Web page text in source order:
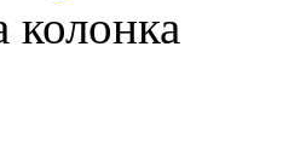
колонка